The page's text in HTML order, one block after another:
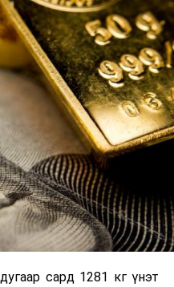
сард 1281 кг үнэт